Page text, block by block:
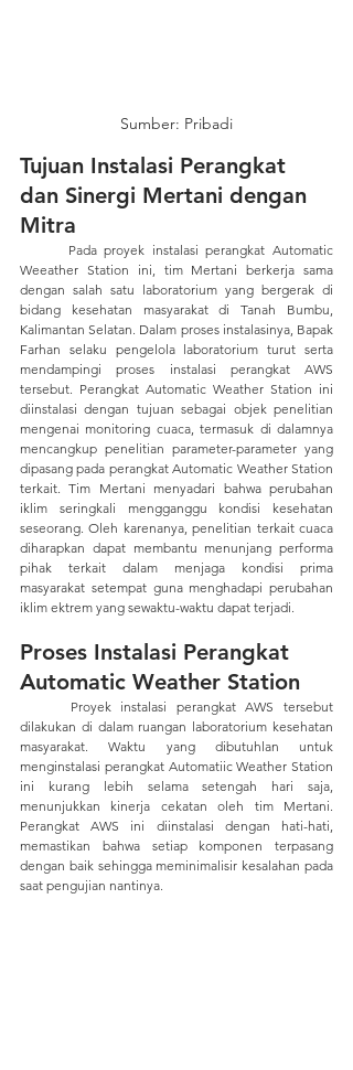
Sumber: Pribadi
Tujuan Instalasi Perangkat
dan Sinergi Mertani dengan
Mitra
Weeather Station ini, tim Mertani berkerja sama
dengan salah satu laboratorium yang bergerak di
bidang kesehatan masyarakat di Tanah Bumbu,
Kalimantan Selatan. Dalam proses instalasinya, Bapak
Farhan selaku pengelola laboratorium turut serta
mendampingi proses instalasi perangkat AWS
tersebut. Perangkat Automatic Weather Station ini
diinstalasi dengan tujuan sebagai objek penelitian
mengenai monitoring cuaca, termasuk di dalamnya
mencangkup penelitian parameter-parameter yang
dipasang pada perangkat Automatic Weather Station
terkait. Tim Mertani menyadari bahwa perubahan
iklim seringkali mengganggu kondisi kesehatan
seseorang. Oleh karenanya, penelitian terkait cuaca
diharapkan dapat membantu menunjang performa
pihak terkait dalam menjaga kondisi prima
masyarakat setempat guna menghadapi perubahan
iklim ektrem yang sewaktu-waktu dapat terjadi.
Proses Instalasi Perangkat
Automatic Weather Station
dilakukan di dalam ruangan laboratorium kesehatan
masyarakat. Waktu yang dibutuhlan untuk
menginstalasi perangkat Automatiic Weather Station
ini kurang lebih selama setengah hari saja,
menunjukkan kinerja cekatan oleh tim Mertani.
Perangkat AWS ini diinstalasi dengan hati-hati,
memastikan bahwa setiap komponen terpasang
dengan baik sehingga meminimalisir kesalahan pada
saat pengujian nantinya.